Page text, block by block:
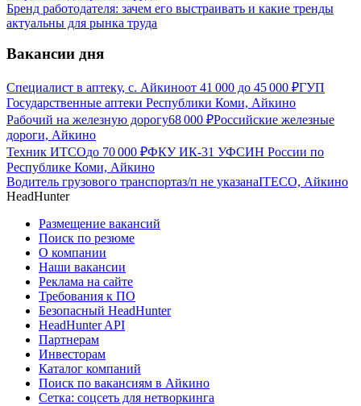
Бренд работодателя: зачем его выстраивать и какие тренды
актуальны для рынка труда
Вакансии дня
Специалист в аптеку, с. Айкиноот 41 000 до 45 000 ₽ГУП
Государственные аптеки Республики Коми, Айкино
Рабочий на железную дорогу68 000 ₽Российские железные
дороги, Айкино
Техник ИТСОдо 70 000 ₽ФКУ ИК-31 УФСИН России по
Республике Коми, Айкино
Водитель грузового транспортаз/п не указанаITECO, Айкино
HeadHunter
Размещение вакансий
Поиск по резюме
О компании
Наши вакансии
Реклама на сайте
Требования к ПО
Безопасный HeadHunter
HeadHunter API
Партнерам
Инвесторам
Каталог компаний
Поиск по вакансиям в Айкино
Сетка: соцсеть для нетворкинга